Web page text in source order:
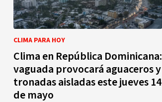
CLIMA PARA HOY
Clima en República Dominicana:
vaguada provocará aguaceros y
tronadas aisladas este jueves 14
de mayo